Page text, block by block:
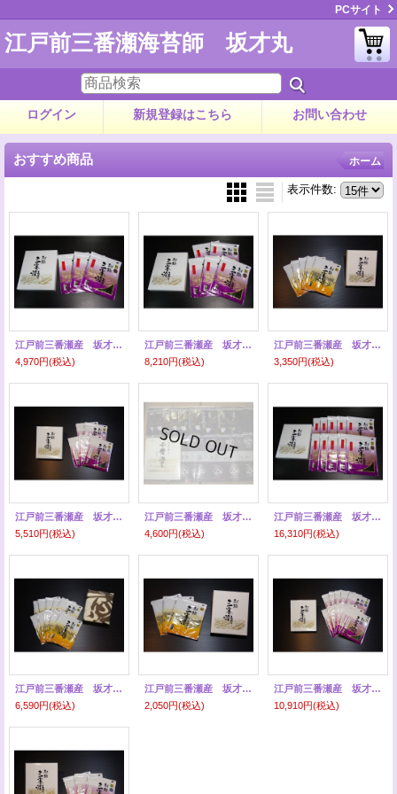
PCサイト
江戸前三番瀬海苔師 坂才丸
ログイン 新規登録はこちら お問い合わせ
おすすめ商品 ホーム
表示件数:
江戸前三番瀬産 坂才丸の海苔 あさくさ海苔 ３帖
4,970円(税込)
江戸前三番瀬産 坂才丸の海苔 あさくさ海苔 ５帖
8,210円(税込)
江戸前三番瀬産 坂才丸の海苔 上選 ５帖
3,350円(税込)
江戸前三番瀬産 坂才丸の海苔 特選 ５帖
5,510円(税込)
江戸前三番瀬産 坂才丸の海苔 １０帖
4,600円(税込)
江戸前三番瀬産 坂才丸の海苔 あさくさ海苔 １０帖
16,310円(税込)
江戸前三番瀬産 坂才丸の海苔 上選 １０帖
6,590円(税込)
江戸前三番瀬産 坂才丸の海苔 上選 ３帖
2,050円(税込)
江戸前三番瀬産 坂才丸の海苔 特選 １０帖
10,910円(税込)